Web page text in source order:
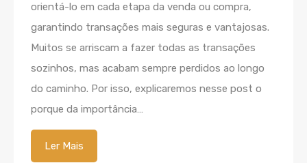
orientá-lo em cada etapa da venda ou compra,
garantindo transações mais seguras e vantajosas.
Muitos se arriscam a fazer todas as transações
sozinhos, mas acabam sempre perdidos ao longo
do caminho. Por isso, explicaremos nesse post o
porque da importância…
Ler Mais